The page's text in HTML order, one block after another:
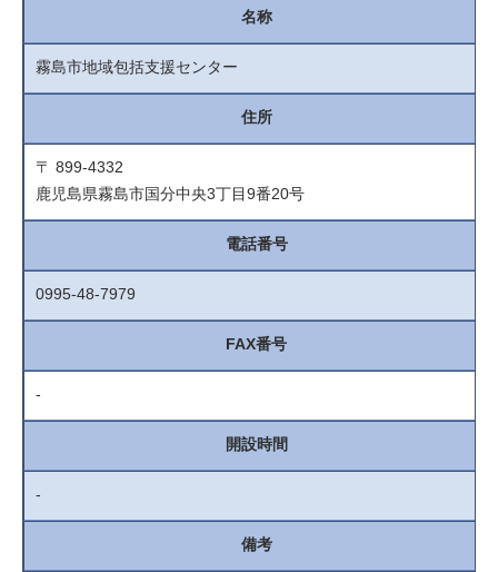
名称
霧島市地域包括支援センター
住所
〒 899-4332
鹿児島県霧島市国分中央3丁目9番20号
電話番号
0995-48-7979
FAX番号
-
開設時間
-
備考